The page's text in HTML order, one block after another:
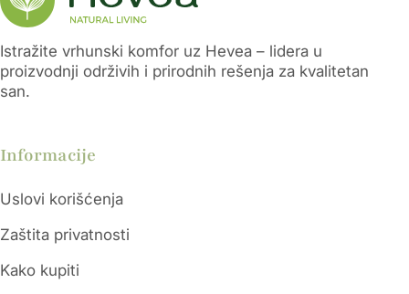
Istražite vrhunski komfor uz Hevea – lidera u
proizvodnji održivih i prirodnih rešenja za kvalitetan
san.
Informacije
Uslovi korišćenja
Zaštita privatnosti
Kako kupiti